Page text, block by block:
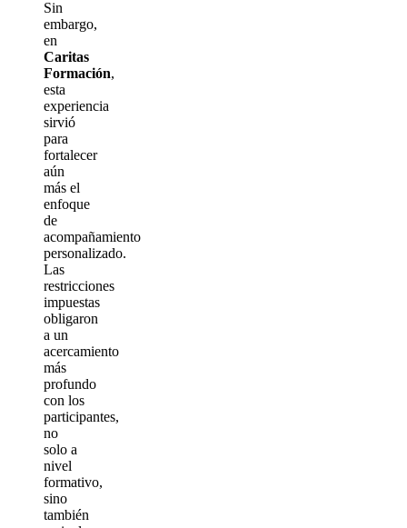
Sin
embargo,
en
Caritas
Formación,
esta
experiencia
sirvió
para
fortalecer
aún
más el
enfoque
de
acompañamiento
personalizado.
Las
restricciones
impuestas
obligaron
a un
acercamiento
más
profundo
con los
participantes,
no
solo a
nivel
formativo,
sino
también